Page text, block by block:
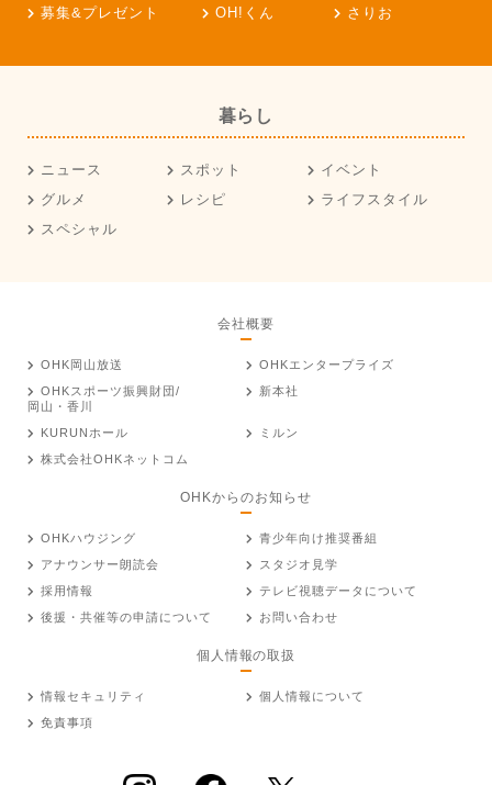
募集&プレゼント
OH!くん さりお
暮らし
ニュース スポット
イベント
グルメ
レシピ
ライフスタイル
スペシャル
会社概要
OHK岡山放送
OHKエンタープライズ
OHKスポーツ振興財団/
岡山・香川
新本社
KURUNホール
ミルン
株式会社OHKネットコム
OHKからのお知らせ
OHKハウジング
青少年向け推奨番組
アナウンサー朗読会
スタジオ見学
採用情報
テレビ視聴データについて
後援・共催等の申請について
お問い合わせ
個人情報の取扱
情報セキュリティ
個人情報について
免責事項